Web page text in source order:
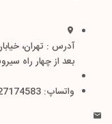
آدرس : تهران،
بعد از چهار راه
واتساپ: 09127174583